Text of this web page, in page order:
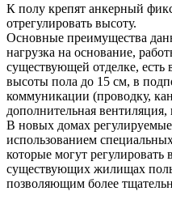
К полу крепят анкерный
отрегулировать высоту.
Основные преимущества
нагрузка на основание,
существующей отделке, есть
высоты пола до 15 см, в
коммуникации (проводку,
дополнительная
В новых домах
использованием
которые могут
существующих жилищах
позволяющим более